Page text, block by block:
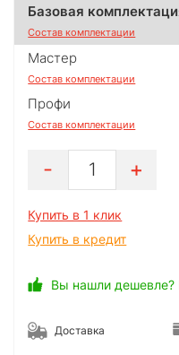
Базовая
Состав комплектации
Мастер
Состав комплектации
Профи
Состав комплектации
1
Купить в 1 клик
Купить в кредит
Вы нашли
Доставка